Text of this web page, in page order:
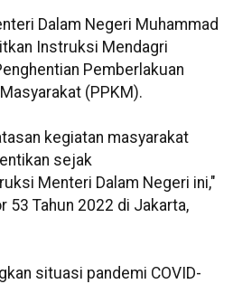
Dalam Negeri Muhammad
Instruksi Mendagri
Pemberlakuan
(PPKM).
kegiatan masyarakat
sejak
Menteri Dalam Negeri ini,"
53 Tahun 2022 di Jakarta,
situasi pandemi COVID-